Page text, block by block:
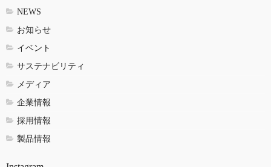
NEWS
お知らせ
イベント
サステナビリティ
メディア
企業情報
採用情報
製品情報